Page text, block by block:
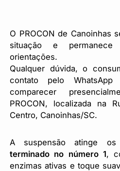
O PROCON de Canoinhas
situação e
orientações.
Qualquer dúvida, o
contato pelo
comparecer
PROCON, localizada na
Centro, Canoinhas/SC.
A suspensão atinge
terminado no número 1,
enzimas ativas e toque